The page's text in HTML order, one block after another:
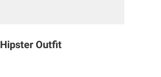
Hipster Outfit